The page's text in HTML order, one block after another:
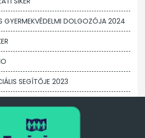
GYERMEKVÉDELMI DOLGOZÓJA 2024
SEGÍTŐJE 2023